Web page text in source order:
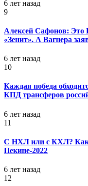
6 лет назад
9
Алексей Сафонов: Это
«Зенит». А Вагнера
6 лет назад
10
Каждая победа
КПД трансферов
6 лет назад
11
С НХЛ или с КХЛ? Как
Пекине-2022
6 лет назад
12